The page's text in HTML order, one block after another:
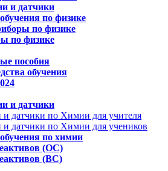
и датчики
по физике
по физике
по физике
пособия
обучения
и датчики
датчики по Химии для учителя
датчики по Химии для учеников
по химии
(ОС)
(ВС)